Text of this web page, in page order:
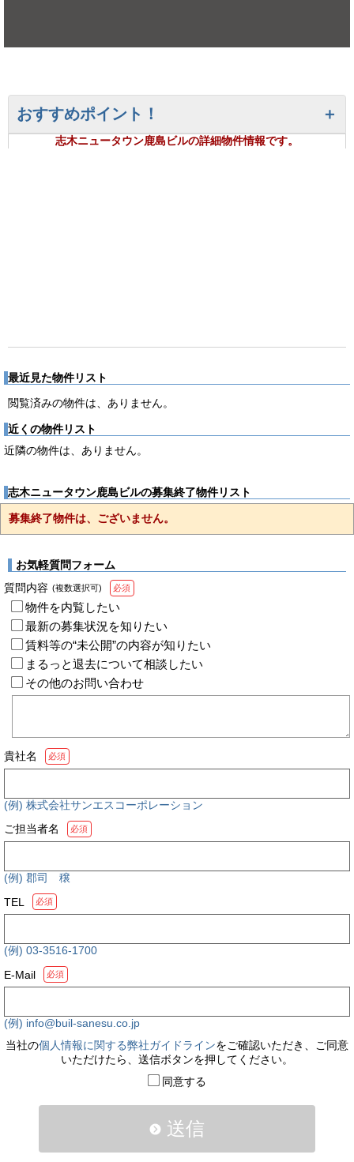
おすすめポイント！
志木ニュータウン鹿島ビルの詳細物件情報です。
最近見た物件リスト
閲覧済みの物件は、ありません。
近くの物件リスト
近隣の物件は、ありません。
志木ニュータウン鹿島ビルの募集終了物件リスト
募集終了物件は、ございません。
お気軽質問フォーム
質問内容 (複数選択可) 必須
物件を内覧したい
最新の募集状況を知りたい
賃料等の“未公開”の内容が知りたい
まるっと退去について相談したい
その他のお問い合わせ
貴社名 必須
(例) 株式会社サンエスコーポレーション
ご担当者名
必須
(例) 郡司 穣
TEL
必須
(例) 03-3516-1700
E-Mail
必須
(例) info@buil-sanesu.co.jp
当社の個人情報に関する弊社ガイドラインをご確認いただき、ご同意
いただけたら、送信ボタンを押してください。
同意する
送信